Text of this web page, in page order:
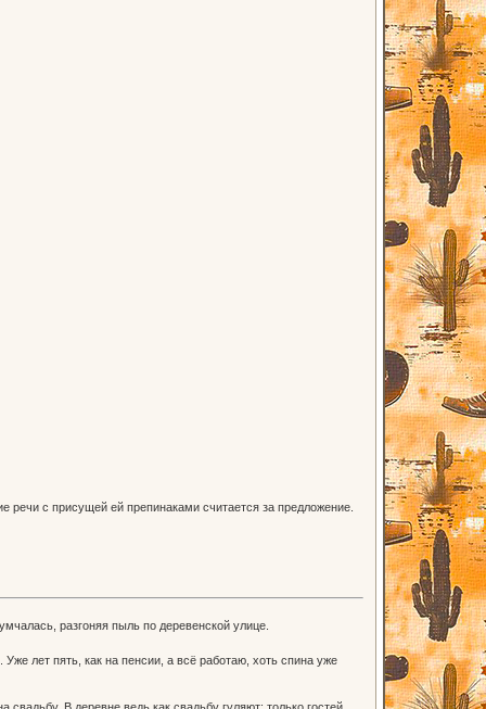
речи с присущей ей препинаками считается за предложение.
разгоняя пыль по деревенской улице.
лет пять, как на пенсии, а всё работаю, хоть спина уже
В деревне ведь как свадьбу гуляют: только гостей